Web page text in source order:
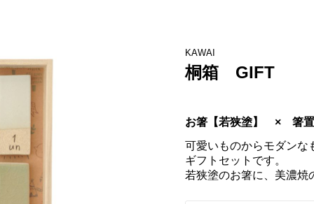
KAWAI
桐箱 GIFT
お箸【若狭塗】　×　
可愛いものからモダンな
ギフトセットです。
若狭塗のお箸に、美濃焼